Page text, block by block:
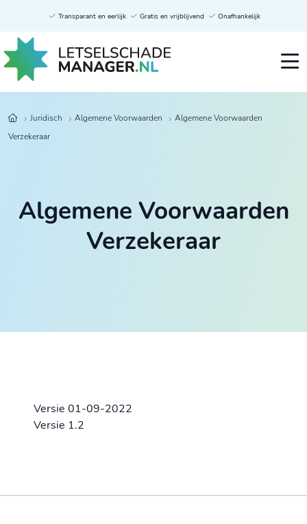
Transparant en eerlijk Gratis en vrijblijvend Onafhankelijk
Juridisch Algemene Voorwaarden
Algemene Voorwaarden
Verzekeraar
Algemene Voorwaarden
Verzekeraar
Versie 01-09-2022
Versie 1.2